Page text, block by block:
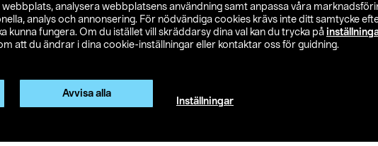
analysera webbplatsens användning samt anpassa våra
analys och annonsering. För nödvändiga cookies krävs inte ditt samtycke
kunna fungera. Om du istället vill skräddarsy dina val kan du trycka på
att du ändrar i dina cookie-inställningar eller kontaktar oss för guidning.
Avvisa alla
Inställningar
© 2026 Clas Ohlson